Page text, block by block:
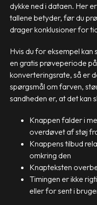
dykke ned i dataen. Her
tallene betyder, før du
drager konklusioner for
Hvis du for eksempel kan
en gratis prøveperiode
konverteringsrate, så er
spørgsmål om farven,
sandheden er, at det kan
Knappen falder i
overdøvet af støj
Knappens tilbud
omkring den
Knapteksten
Timingen er ikke
eller for sent i